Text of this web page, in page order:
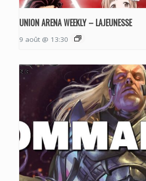
UNION ARENA WEEKLY – LAJEUNESSE
9 août @ 13:30